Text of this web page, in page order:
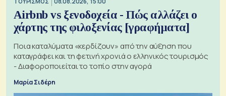
Airbnb vs ξενοδοχεία - Πώς αλλάζει ο
χάρτης της φιλοξενίας [γραφήματα]
Ποια καταλύματα «κερδίζουν» από την αύξηση που
καταγράφει και τη φετινή χρονιά ο ελληνικός τουρισμός
- Διαφοροποιείται το τοπίο στην αγορά
Μαρία Σιδέρη